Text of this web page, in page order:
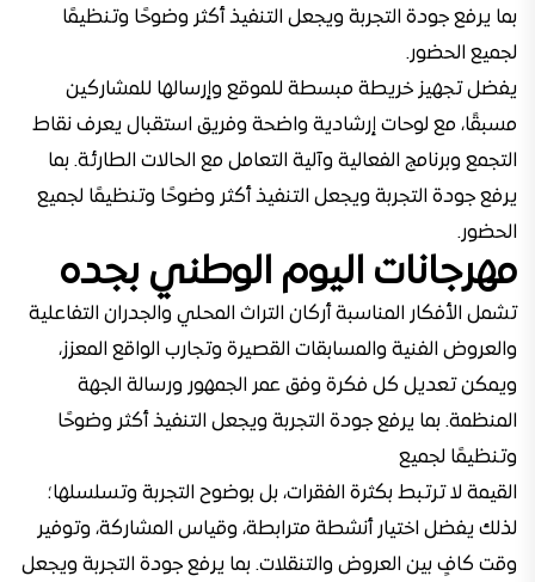
بما يرفع جودة التجربة ويجعل التنفيذ أكثر وضوحًا وتنظيمًا
لجميع الحضور.
يفضل تجهيز خريطة مبسطة للموقع وإرسالها للمشاركين
مسبقًا، مع لوحات إرشادية واضحة وفريق استقبال يعرف نقاط
التجمع وبرنامج الفعالية وآلية التعامل مع الحالات الطارئة. بما
يرفع جودة التجربة ويجعل التنفيذ أكثر وضوحًا وتنظيمًا لجميع
الحضور.
مهرجانات اليوم الوطني بجده
تشمل الأفكار المناسبة أركان التراث المحلي والجدران التفاعلية
والعروض الفنية والمسابقات القصيرة وتجارب الواقع المعزز،
ويمكن تعديل كل فكرة وفق عمر الجمهور ورسالة الجهة
المنظمة. بما يرفع جودة التجربة ويجعل التنفيذ أكثر وضوحًا
وتنظيمًا لجميع
القيمة لا ترتبط بكثرة الفقرات، بل بوضوح التجربة وتسلسلها؛
لذلك يفضل اختيار أنشطة مترابطة، وقياس المشاركة، وتوفير
وقت كافٍ بين العروض والتنقلات. بما يرفع جودة التجربة ويجعل